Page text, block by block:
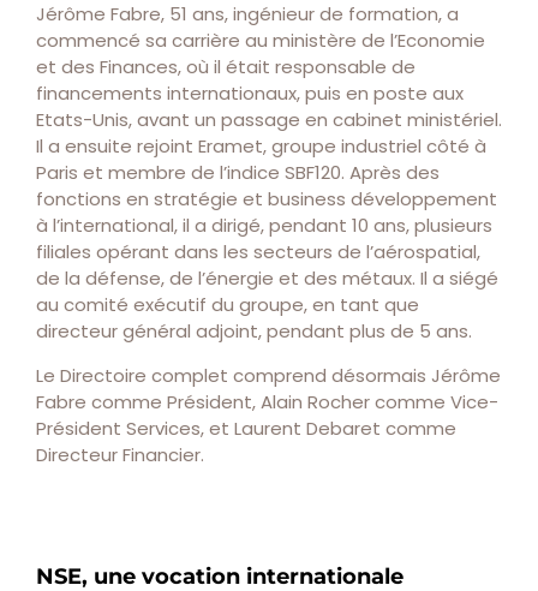
Jérôme Fabre, 51 ans, ingénieur de formation, a
commencé sa carrière au ministère de l’Economie
et des Finances, où il était responsable de
financements internationaux, puis en poste aux
Etats-Unis, avant un passage en cabinet ministériel.
Il a ensuite rejoint Eramet, groupe industriel côté à
Paris et membre de l’indice SBF120. Après des
fonctions en stratégie et business développement
à l’international, il a dirigé, pendant 10 ans, plusieurs
filiales opérant dans les secteurs de l’aérospatial,
de la défense, de l’énergie et des métaux. Il a siégé
au comité exécutif du groupe, en tant que
directeur général adjoint, pendant plus de 5 ans.
Le Directoire complet comprend désormais Jérôme
Fabre comme Président, Alain Rocher comme Vice-
Président Services, et Laurent Debaret comme
Directeur Financier.
NSE, une vocation internationale